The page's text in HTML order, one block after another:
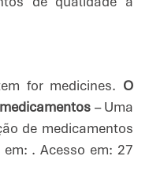
for medicines. O
– Uma
de medicamentos
. Acesso em: 27